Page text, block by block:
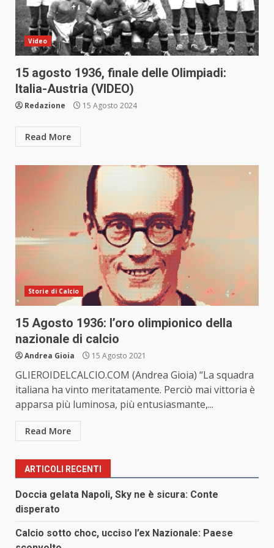
Video
15 agosto 1936, finale delle Olimpiadi:
Italia-Austria (VIDEO)
Redazione 15 Agosto 2024
Read More
Storie di Calcio
15 Agosto 1936: l’oro olimpionico della
nazionale di calcio
Andrea Gioia 15 Agosto 2021
GLIEROIDELCALCIO.COM (Andrea Gioia) “La squadra
italiana ha vinto meritatamente. Perciò mai vittoria è
apparsa più luminosa, più entusiasmante,...
Read More
ARTICOLI RECENTI
Doccia gelata Napoli, Sky ne è sicura: Conte
disperato
Calcio sotto choc, ucciso l’ex Nazionale: Paese